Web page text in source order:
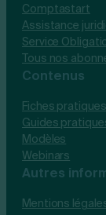
Comptastart
Assistance
Service
Tous nos
Contenus
Fiches pratiques
Guides
Modèles
Webinars
Autres
Mentions